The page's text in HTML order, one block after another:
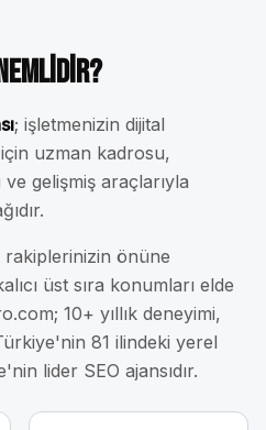
; işletmenizin dijital
uzman kadrosu,
ve gelişmiş araçlarıyla
rakiplerinizin önüne
üst sıra konumları elde
10+ yıllık deneyimi,
81 ilindeki yerel
lider SEO ajansıdır.